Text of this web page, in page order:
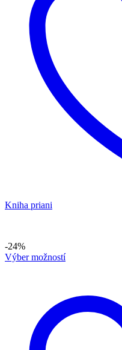
Kniha priani
-24%
Výber možností